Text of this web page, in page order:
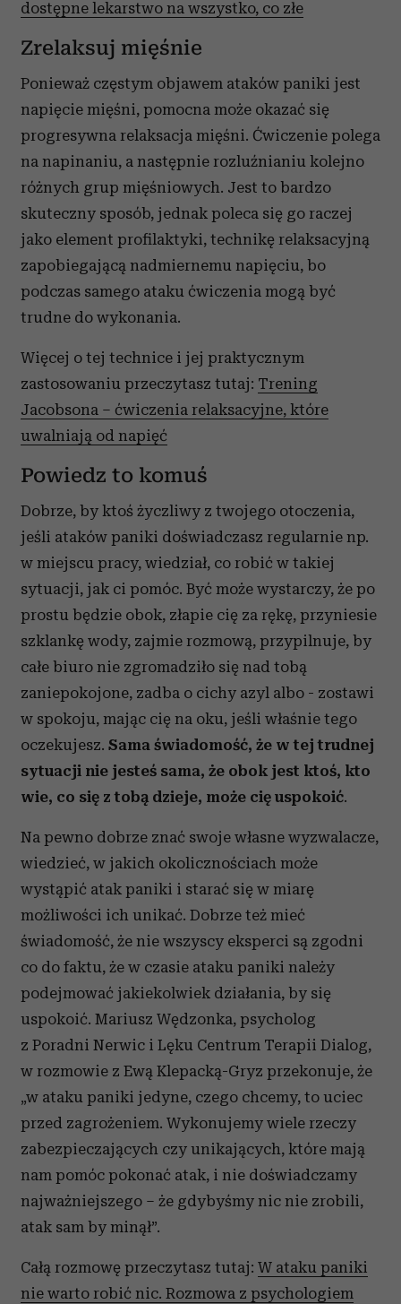
dostępne lekarstwo na wszystko, co złe
Zrelaksuj mięśnie
Ponieważ częstym objawem ataków paniki jest
napięcie mięśni, pomocna może okazać się
progresywna relaksacja mięśni. Ćwiczenie polega
na napinaniu, a następnie rozluźnianiu kolejno
różnych grup mięśniowych. Jest to bardzo
skuteczny sposób, jednak poleca się go raczej
jako element profilaktyki, technikę relaksacyjną
zapobiegającą nadmiernemu napięciu, bo
podczas samego ataku ćwiczenia mogą być
trudne do wykonania.
Więcej o tej technice i jej praktycznym
zastosowaniu przeczytasz tutaj: Trening
Jacobsona – ćwiczenia relaksacyjne, które
uwalniają od napięć
Powiedz to komuś
Dobrze, by ktoś życzliwy z twojego otoczenia,
jeśli ataków paniki doświadczasz regularnie np.
w miejscu pracy, wiedział, co robić w takiej
sytuacji, jak ci pomóc. Być może wystarczy, że po
prostu będzie obok, złapie cię za rękę, przyniesie
szklankę wody, zajmie rozmową, przypilnuje, by
całe biuro nie zgromadziło się nad tobą
zaniepokojone, zadba o cichy azyl albo - zostawi
w spokoju, mając cię na oku, jeśli właśnie tego
oczekujesz. Sama świadomość, że w tej trudnej
sytuacji nie jesteś sama, że obok jest ktoś, kto
wie, co się z tobą dzieje, może cię uspokoić.
Na pewno dobrze znać swoje własne wyzwalacze,
wiedzieć, w jakich okolicznościach może
wystąpić atak paniki i starać się w miarę
możliwości ich unikać. Dobrze też mieć
świadomość, że nie wszyscy eksperci są zgodni
co do faktu, że w czasie ataku paniki należy
podejmować jakiekolwiek działania, by się
uspokoić. Mariusz Wędzonka, psycholog
z Poradni Nerwic i Lęku Centrum Terapii Dialog,
w rozmowie z Ewą Klepacką-Gryz przekonuje, że
„w ataku paniki jedyne, czego chcemy, to uciec
przed zagrożeniem. Wykonujemy wiele rzeczy
zabezpieczających czy unikających, które mają
nam pomóc pokonać atak, i nie doświadczamy
najważniejszego – że gdybyśmy nic nie zrobili,
atak sam by minął”.
Całą rozmowę przeczytasz tutaj: W ataku paniki
nie warto robić nic. Rozmowa z psychologiem